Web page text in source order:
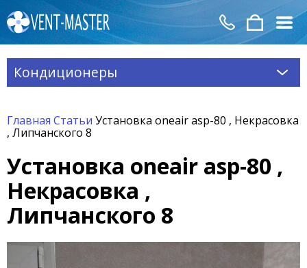
Главная Статьи Установка oneair asp-80 , Некрасовка
, Липчанского 8
Установка oneair asp-80 ,
Некрасовка ,
Липчанского 8
Кондиционеры